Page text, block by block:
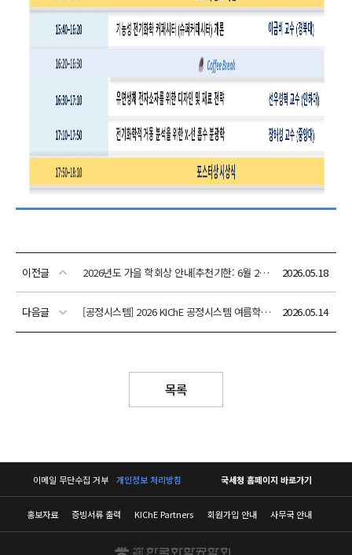
이전글 2026년도 가을 학회상 안내[추천기한: 6월 26일(금)] 2026.05.18
다음글 [공정시스템] 2026 KIChE 공정시스템 여름학교 및 하계 심포지엄(7/20(월)~23(목)/서울대학교) 2026.05.14
목록
이메일 무단수집 거부 개인정보 처리방침 국세청 홈페이지 바로가기
홍보자료 증빙서류 출력 KIChE Partners 회원가입 안내 사무국 안내